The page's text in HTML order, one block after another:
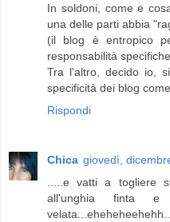
In soldoni, come e
una delle parti abbia
(il blog è entropico
responsabilità
Tra l'altro, decido io,
specificità dei blog
Rispondi
Chica giovedì,
.....e vatti a togliere
all'unghia finta e